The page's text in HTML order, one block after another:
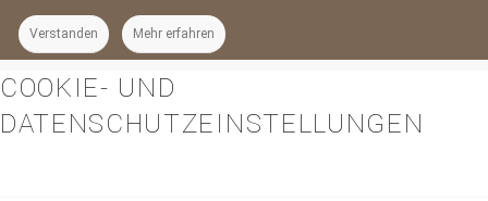
Verstanden Mehr erfahren
COOKIE- UND
DATENSCHUTZEINSTELLUNGEN